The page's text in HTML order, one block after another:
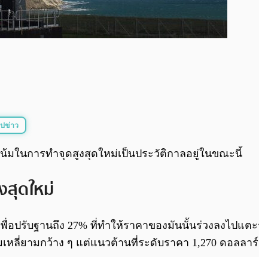
ข่าว
มในการทำจุดสูงสุดใหม่เป็นประวัติกาลอยู่ในขณะนี้
สุดใหม่
ปรับฐานถึง 27% ที่ทำให้ราคาของมันนั้นร่วงลงไปแ
เหลี่ยามกว้าง ๆ แต่แนวต้านที่ระดับราคา 1,270 ดอลล